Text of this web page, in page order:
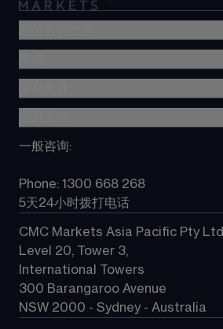
Metatrader (MT4)
TradingView
CMC Markets Platform 指南
选择 CMC
联系我们
一般咨询:
Phone: 1300 668 268
5天24小时拨打电话
CMC Markets Asia Pacific Pty Ltd
Level 20, Tower 3,
International Towers
300 Barangaroo Avenue
NSW 2000 - Sydney - Australia